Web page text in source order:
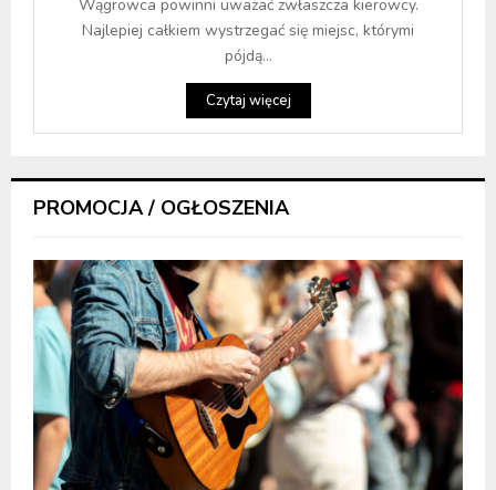
Wągrowca powinni uważać zwłaszcza kierowcy.
Najlepiej całkiem wystrzegać się miejsc, którymi
pójdą...
Czytaj więcej
PROMOCJA / OGŁOSZENIA